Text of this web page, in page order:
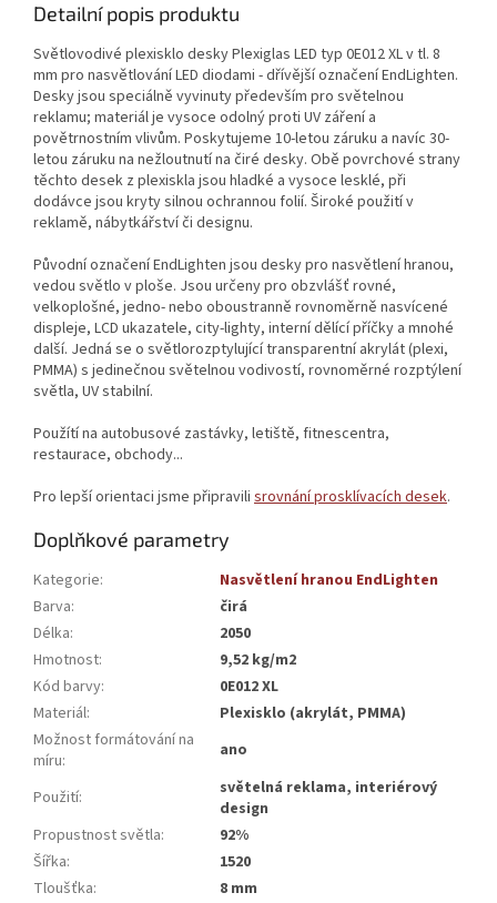
Detailní popis produktu
Světlovodivé plexisklo desky Plexiglas LED typ 0E012 XL v tl. 8
mm pro nasvětlování LED diodami - dřívější označení EndLighten.
Desky jsou speciálně vyvinuty především pro světelnou
reklamu; materiál je vysoce odolný proti UV záření a
povětrnostním vlivům. Poskytujeme 10-letou záruku a navíc 30-
letou záruku na nežloutnutí na čiré desky. Obě povrchové strany
těchto desek z plexiskla jsou hladké a vysoce lesklé, při
dodávce jsou kryty silnou ochrannou folií. Široké použití v
reklamě, nábytkářství či designu.
Původní označení EndLighten jsou desky pro nasvětlení hranou,
vedou světlo v ploše. Jsou určeny pro obzvlášť rovné,
velkoplošné, jedno- nebo oboustranně rovnoměrně nasvícené
displeje, LCD ukazatele, city-lighty, interní dělící příčky a mnohé
další. Jedná se o světlorozptylující transparentní akrylát (plexi,
PMMA) s jedinečnou světelnou vodivostí, rovnoměrné rozptýlení
světla, UV stabilní.
Použítí na autobusové zastávky, letiště, fitnescentra,
restaurace, obchody...
Pro lepší orientaci jsme připravili srovnání prosklívacích desek.
Doplňkové parametry
Kategorie:
Nasvětlení hranou EndLighten
Barva:
čirá
Délka:
2050
Hmotnost:
9,52 kg/m2
Kód barvy:
0E012 XL
Materiál:
Plexisklo (akrylát, PMMA)
Možnost formátování na
míru: ano
Použití:
světelná reklama, interiérový
design
Propustnost světla:
92%
Šířka:
1520
Tloušťka:
8 mm